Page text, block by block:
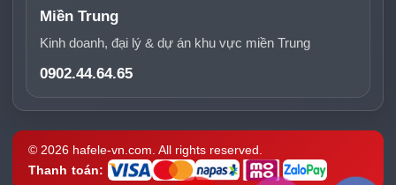
Miền Trung
Kinh doanh, đại lý & dự án khu vực miền Trung
0902.44.64.65
© 2026 hafele-vn.com. All rights reserved.
Thanh toán: